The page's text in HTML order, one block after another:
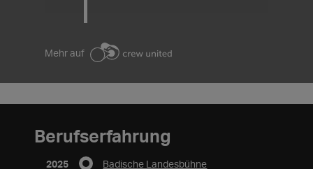
Mehr auf
Berufserfahrung
2025
Badische Landesbühne